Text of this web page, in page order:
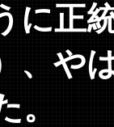
に正
、や